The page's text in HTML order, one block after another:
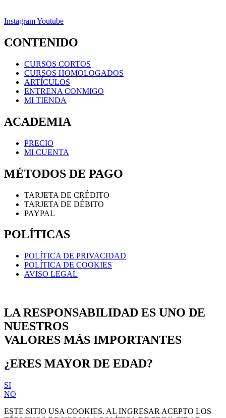
InstagramYoutube
CONTENIDO
CURSOS CORTOS
CURSOS HOMOLOGADOS
ARTÍCULOS
ENTRENA CONMIGO
MI TIENDA
ACADEMIA
PRECIO
MI CUENTA
MÉTODOS DE PAGO
TARJETA DE CRÉDITO
TARJETA DE DÉBITO
PAYPAL
POLÍTICAS
POLÍTICA DE PRIVACIDAD
POLÍTICA DE COOKIES
AVISO LEGAL
LA RESPONSABILIDAD ES UNO DE
NUESTROS
VALORES MÁS IMPORTANTES
¿ERES MAYOR DE EDAD?
SI
NO
ESTE SITIO USA COOKIES. AL INGRESAR ACEPTO LOS